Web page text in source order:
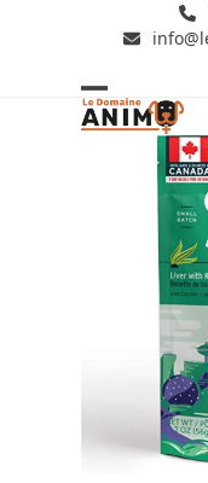
Open
mobile
Close
mobile